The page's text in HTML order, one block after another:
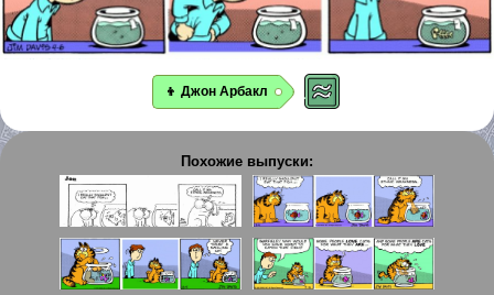
👦 Джон Арбакл
Похожие выпуски: